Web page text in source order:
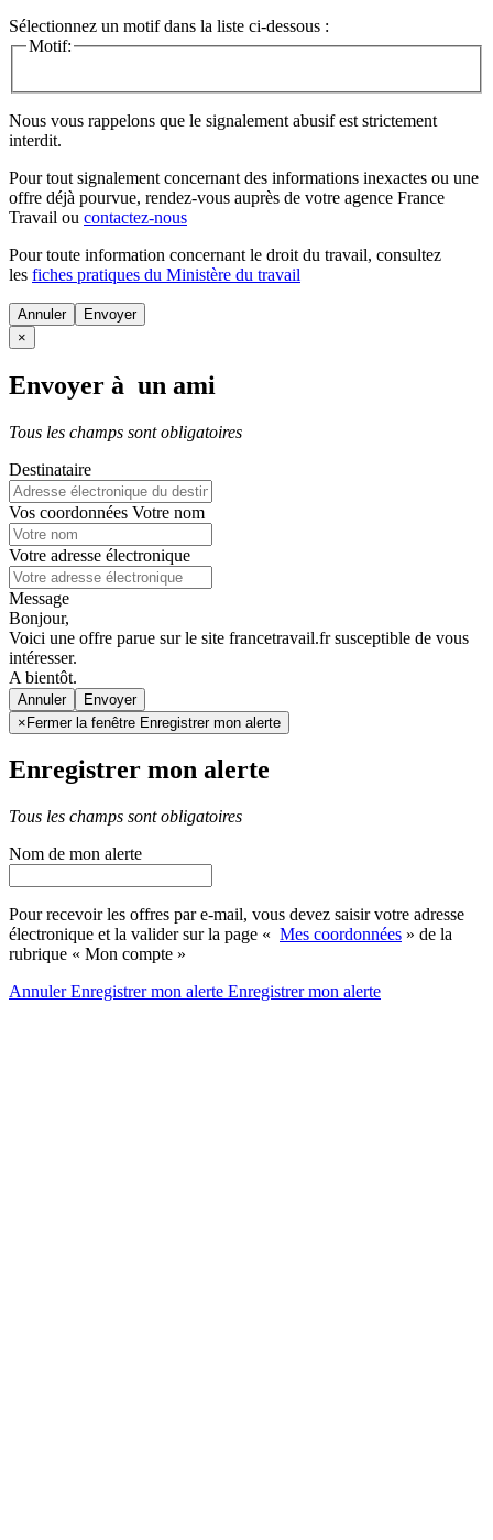
Sélectionnez un motif dans la liste ci-dessous :
Motif:
Nous vous rappelons que le signalement abusif est strictement
interdit.
Pour tout signalement concernant des informations inexactes ou une
offre déjà pourvue, rendez-vous auprès de votre agence France
Travail ou contactez-nous
Pour toute information concernant le droit du travail, consultez
les fiches pratiques du Ministère du travail
Annuler
×
Envoyer à un ami
Tous les champs sont obligatoires
Destinataire
Vos coordonnées Votre nom
Votre adresse électronique
Message
Bonjour,
Voici une offre parue sur le site francetravail.fr susceptible de vous
intéresser.
A bientôt.
Annuler
×Fermer la fenêtre Enregistrer mon alerte
Enregistrer mon alerte
Tous les champs sont obligatoires
Nom de mon alerte
Pour recevoir les offres par e-mail, vous devez saisir votre adresse
électronique et la valider sur la page « Mes coordonnées » de la
rubrique « Mon compte »
AnnulerEnregistrer mon alerte Enregistrermon alerte